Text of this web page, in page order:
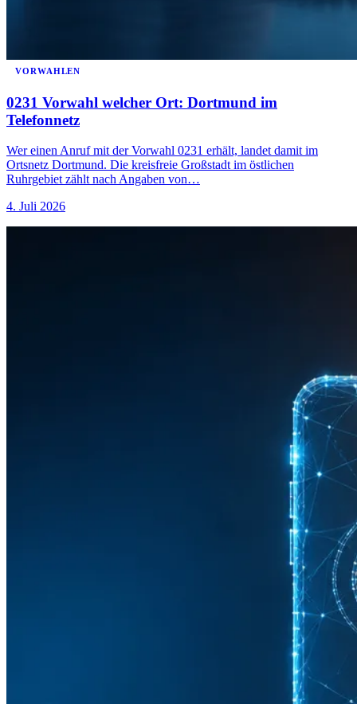
VORWAHLEN
0231 Vorwahl welcher Ort: Dortmund im
Telefonnetz
Wer einen Anruf mit der Vorwahl 0231 erhält, landet damit im
Ortsnetz Dortmund. Die kreisfreie Großstadt im östlichen
Ruhrgebiet zählt nach Angaben von…
4. Juli 2026